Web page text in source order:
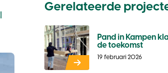
Gerelateerde
Pand in Kampen
de toekomst
19 februari 2026